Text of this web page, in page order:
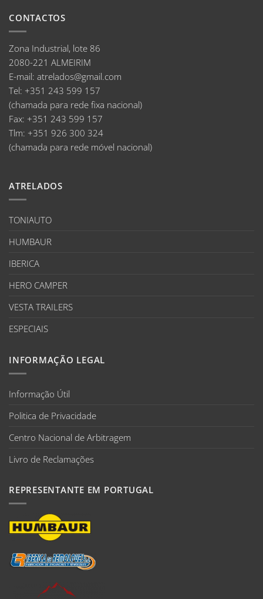
CONTACTOS
Zona Industrial, lote 86
2080-221 ALMEIRIM
E-mail: atrelados@gmail.com
Tel: +351 243 599 157
(chamada para rede fixa nacional)
Fax: +351 243 599 157
Tlm: +351 926 300 324
(chamada para rede móvel nacional)
ATRELADOS
TONIAUTO
HUMBAUR
IBERICA
HERO CAMPER
VESTA TRAILERS
ESPECIAIS
INFORMAÇÃO LEGAL
Informação Útil
Politica de Privacidade
Centro Nacional de Arbitragem
Livro de Reclamações
REPRESENTANTE EM PORTUGAL